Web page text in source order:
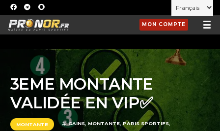
MON COMPTE
3EME MONTANTE
VALIDÉE EN VIP✅
MONTANTE GAINS, MONTANTE,PARIS SPORTIFS,